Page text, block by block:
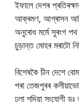
ইফালে দেশৰ
আক্ৰমণ, আগ্ৰাসন আদিৰ
অনুৰোধ মৰ্মে সুৰংগ পথ
চুড়ান্ত মোহৰ মৰাটো
বিশেষকৈ চীন দেশে
পৰা তেজপুৰৰ
ঢলা শদিয়া সংযোগী